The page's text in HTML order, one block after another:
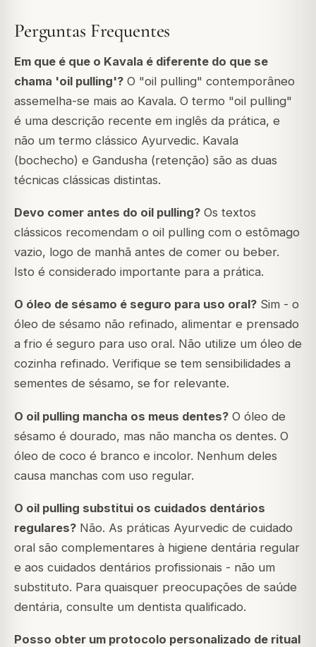
Perguntas Frequentes
Em que é que o Kavala é diferente do que se
chama 'oil pulling'? O "oil pulling" contemporâneo
assemelha-se mais ao Kavala. O termo "oil pulling"
é uma descrição recente em inglês da prática, e
não um termo clássico Ayurvedic. Kavala
(bochecho) e Gandusha (retenção) são as duas
técnicas clássicas distintas.
Devo comer antes do oil pulling? Os textos
clássicos recomendam o oil pulling com o estômago
vazio, logo de manhã antes de comer ou beber.
Isto é considerado importante para a prática.
O óleo de sésamo é seguro para uso oral? Sim - o
óleo de sésamo não refinado, alimentar e prensado
a frio é seguro para uso oral. Não utilize um óleo de
cozinha refinado. Verifique se tem sensibilidades a
sementes de sésamo, se for relevante.
O oil pulling mancha os meus dentes? O óleo de
sésamo é dourado, mas não mancha os dentes. O
óleo de coco é branco e incolor. Nenhum deles
causa manchas com uso regular.
O oil pulling substitui os cuidados dentários
regulares? Não. As práticas Ayurvedic de cuidado
oral são complementares à higiene dentária regular
e aos cuidados dentários profissionais - não um
substituto. Para quaisquer preocupações de saúde
dentária, consulte um dentista qualificado.
Posso obter um protocolo personalizado de ritual